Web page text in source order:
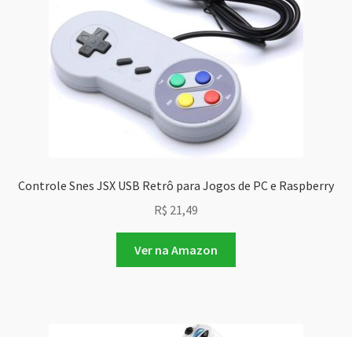
Controle Snes JSX USB Retrô para Jogos de PC e Raspberry
R$ 21,49
Ver na Amazon